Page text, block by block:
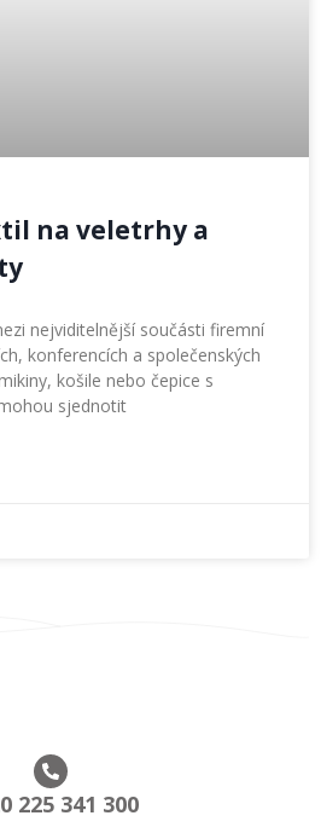
na veletrhy a
nejviditelnější součásti firemní
konferencích a společenských
košile nebo čepice s
sjednotit
225 341 300